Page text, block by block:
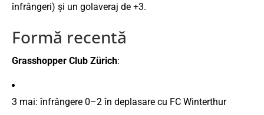
înfrângeri) și un golaveraj de +3.
Formă recentă
Grasshopper Club Zürich:
3 mai:înfrângere 0–2în deplasare cu FC Winterthur